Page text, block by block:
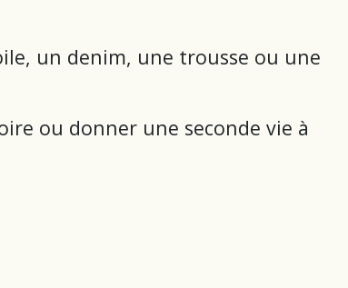
un denim, une trousse ou une
ou donner une seconde vie à